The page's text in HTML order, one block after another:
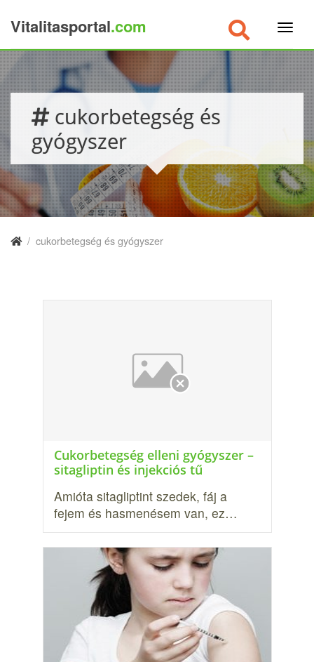
Vitalitasportal.com
cukorbetegség és
gyógyszer
/ cukorbetegség és gyógyszer
Cukorbetegség elleni gyógyszer –
sitagliptin és injekciós tű
Amióta sitagliptint szedek, fáj a
fejem és hasmenésem van, ez…
×